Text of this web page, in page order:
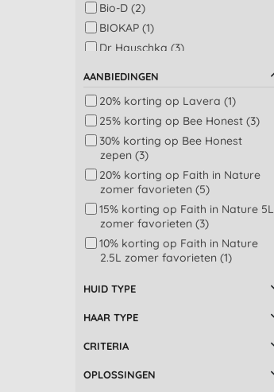
Badkamer (1)
Beauty olie (1)
Bodylotion (1)
Gelegenheid (1)
Haarkleuring (1)
Man haarverzorging (1)
Natuurlijke medicijn (1)
Bio-D (2)
BIOKAP (1)
Dr Hauschka (3)
Eubiona (2)
Faith in Nature (19)
Friendly Soap (4)
Giovanni (32)
Grahams (1)
Green People (5)
Herbatint (2)
Hope's Relief (1)
Lavera (1)
Logona (2)
Marcel´s Green Soap (5)
Miniml (8)
AANBIEDINGEN
20% korting op Lavera (1)
25% korting op Bee Honest (3)
30% korting op Bee Honest
zepen (3)
20% korting op Faith in Nature
zomer favorieten (5)
15% korting op Faith in Nature 5L
zomer favorieten (3)
10% korting op Faith in Nature
2.5L zomer favorieten (1)
15% korting op feel good
verzorging (18)
schoonmaak & verzorging (1)
(1)
HUID TYPE
HAAR TYPE
CRITERIA
OPLOSSINGEN